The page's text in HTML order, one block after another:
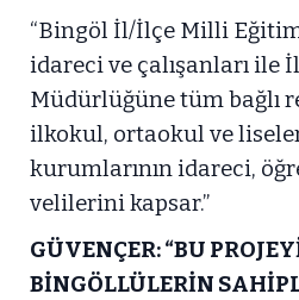
“Bingöl İl/İlçe Milli
idareci ve çalışanları
Müdürlüğüne tüm bağlı
ilkokul, ortaokul ve
kurumlarının idareci,
velilerini kapsar.”
GÜVENÇER: “BU
BİNGÖLLÜLERİN